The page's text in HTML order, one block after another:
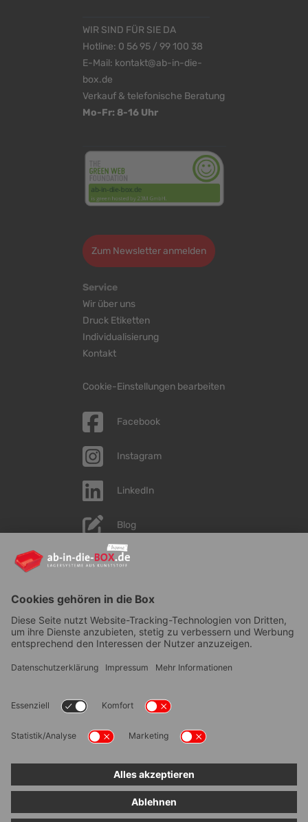
WIR SIND FÜR SIE DA
Hotline: 0 56 95 / 99 100 38
E-Mail: kontakt@ab-in-die-
box.de
Verkauf & telefonische Beratung
Mo-Fr: 8-16 Uhr
Zum Newsletter anmelden
Service
Wir über uns
Druck Etiketten
Individualisierung
Kontakt
Cookie-Einstellungen bearbeiten
Facebook
Instagram
LinkedIn
Blog
YouTube
Bestellvorgang|Impressum|Information zur
Barrierefreiheit